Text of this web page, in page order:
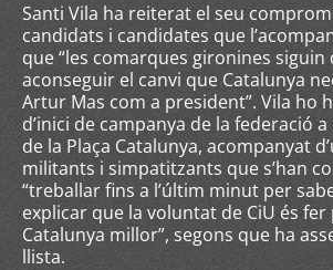
Santi Vila ha reiterat el seu
candidats i candidates que
que “les comarques gironines siguin
aconseguir el canvi que Catalunya
Artur Mas com a president”. Vila ho
d’inici de campanya de la federació
de la Plaça Catalunya, acompanyat
militants i simpatitzants que s’han
“treballar fins a l’últim minut per
explicar que la voluntat de CiU és
Catalunya millor”, segons que ha
llista.